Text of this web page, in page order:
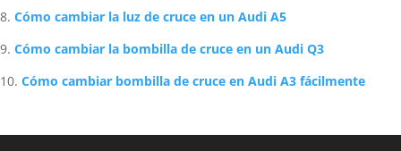
Cómo cambiar la luz de cruce en un Audi A5
Cómo cambiar la bombilla de cruce en un Audi Q3
Cómo cambiar bombilla de cruce en Audi A3 fácilmente